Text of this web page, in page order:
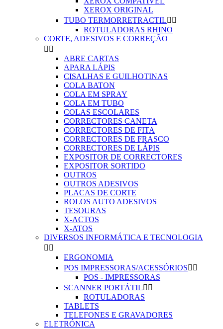
XEROX ORIGINAL
TUBO TERMORRETRACTIL 
ROTULADORAS RHINO
CORTE, ADESIVOS E CORREÇÃO
 
ABRE CARTAS
APARA LÁPIS
CISALHAS E GUILHOTINAS
COLA BATON
COLA EM SPRAY
COLA EM TUBO
COLAS ESCOLARES
CORRECTORES CANETA
CORRECTORES DE FITA
CORRECTORES DE FRASCO
CORRECTORES DE LÁPIS
EXPOSITOR DE CORRECTORES
EXPOSITOR SORTIDO
OUTROS
OUTROS ADESIVOS
PLACAS DE CORTE
ROLOS AUTO ADESIVOS
TESOURAS
X-ACTOS
X-ATOS
DIVERSOS INFORMÁTICA E TECNOLOGIA
 
ERGONOMIA
POS IMPRESSORAS/ACESSÓRIOS 
POS - IMPRESSORAS
SCANNER PORTÁTIL 
ROTULADORAS
TABLETS
TELEFONES E GRAVADORES
ELETRÓNICA